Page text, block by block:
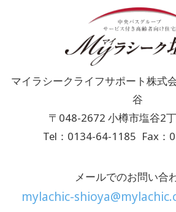
マイラシークライフサポート株式
谷
〒048-2672 小樽市塩谷2
Tel：0134-64-1185 Fax：
メールでのお問い合
mylachic-